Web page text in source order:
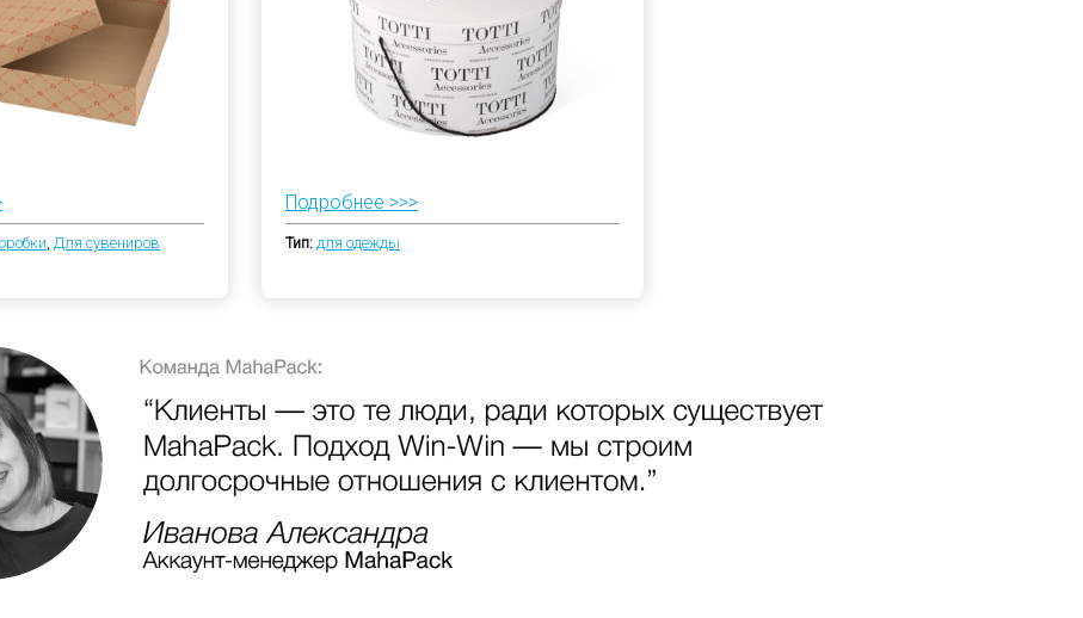
Для сувениров
Подробнее >>>
Тип: для одежды